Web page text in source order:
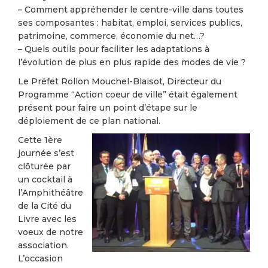
– Comment appréhender le centre-ville dans toutes
ses composantes : habitat, emploi, services publics,
patrimoine, commerce, économie du net…?
– Quels outils pour faciliter les adaptations à
l’évolution de plus en plus rapide des modes de vie ?
Le Préfet Rollon Mouchel-Blaisot, Directeur du
Programme “Action coeur de ville” était également
présent pour faire un point d’étape sur le
déploiement de ce plan national.
Cette 1ère
journée s’est
clôturée par
un cocktail à
l’Amphithéâtre
de la Cité du
Livre avec les
voeux de notre
association.
L’occasion